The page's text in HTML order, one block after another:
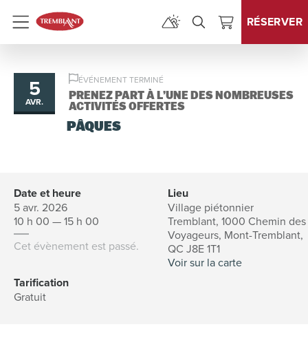
Menu RÉSERVER
5
AVR.
ÉVÉNEMENT TERMINÉ
PRENEZ PART À L’UNE DES NOMBREUSES
ACTIVITÉS OFFERTES
PÂQUES
Date et heure
5 avr. 2026
10 h 00 — 15 h 00
Cet évènement est passé.
Lieu
Village piétonnier
Tremblant, 1000 Chemin des
Voyageurs, Mont-Tremblant,
QC J8E 1T1
Voir sur la carte
Tarification
Gratuit